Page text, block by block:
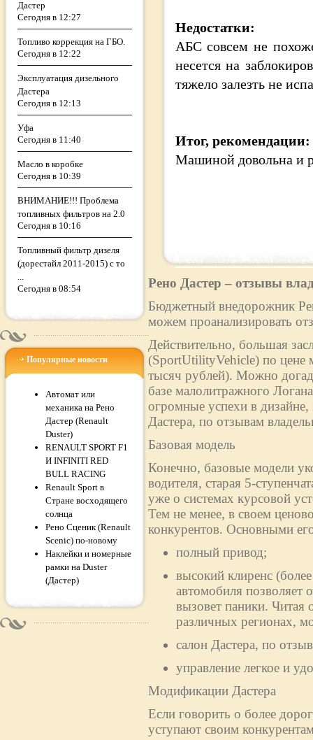
Дастер
Сегодня в 12:27
Топливо коррекция на ГБО.
Сегодня в 12:22
Эксплуатация дизельного
Дастера
Сегодня в 12:13
Уфа
Сегодня в 11:40
Масло в коробке
Сегодня в 10:39
ВНИМАНИЕ!!! Проблема
топливных фильтров на 2.0
Сегодня в 10:16
Топливный фильтр дизеля
(дорестайл 2011-2015) с то
...
Сегодня в 08:54
Популярные новости
Автомат или
механика на Рено
Дастер (Renault
Duster)
RENAULT SPORT F1
И INFINITI RED
BULL RACING
Renault Sport в
Стране восходящего
солнца
Рено Сценик (Renault
Scenic) по-новому
Наклейки и номерные
рамки на Duster
(Дастер)
Недостатки:
АБС совсем не
несется на
тяжело залезть не
Итог, рекомендации:
Машиной довольна и
Рено Дастер – отзывы
Бюджетный внедорожник
можем проанализировать
Действительно, большая
(SportUtilityVehicle) по цене
тысяч рублей). Можно
базе малолитражного
огромные успехи в
Дастера, по отзывам
Базовая модель
Конечно, базовые модели
водителя, старая 5-
уже о системах курсовой
Тем не менее, в своем
конкурентов. Основными
полный привод;
высокий клиренс
автомобиля позволяет
вызовет паники. Читая
различных регионах,
салон Дастера, по
управление легкое и
Модификации Дастера
Если говорить о более
уступают своим